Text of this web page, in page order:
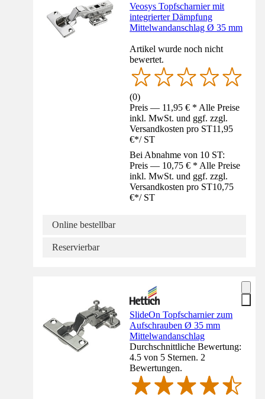
Veosys Topfscharnier mit
integrierter Dämpfung
Mittelwandanschlag Ø 35 mm
Artikel wurde noch nicht
bewertet.
(0)
Preis — 11,95 € * Alle Preise
inkl. MwSt. und ggf. zzgl.
Versandkosten pro ST11,95
€*/ ST
Bei Abnahme von 10 ST:
Preis — 10,75 € * Alle Preise
inkl. MwSt. und ggf. zzgl.
Versandkosten pro ST10,75
€*/ ST
Online bestellbar
Reservierbar
SlideOn Topfscharnier zum
Aufschrauben Ø 35 mm
Mittelwandanschlag
Durchschnittliche Bewertung:
4.5 von 5 Sternen. 2
Bewertungen.